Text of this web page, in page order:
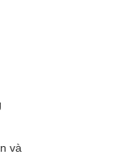
và